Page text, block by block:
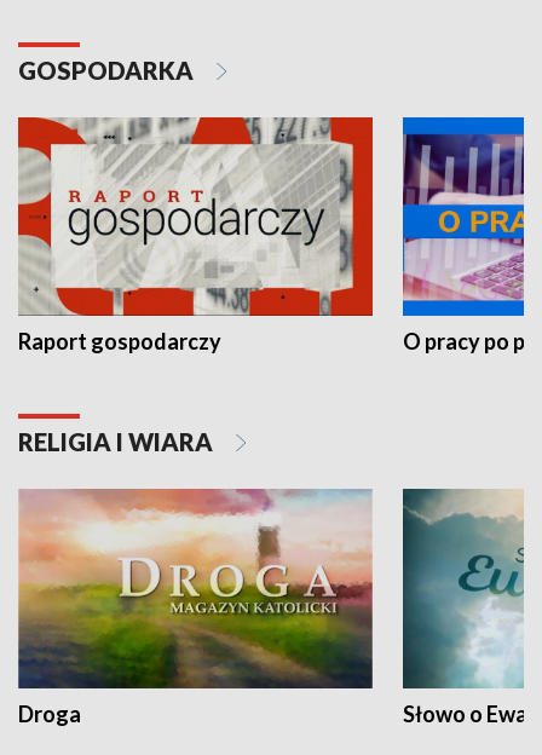
GOSPODARKA
Raport gospodarczy O pracy po
RELIGIA I WIARA
Droga Słowo o